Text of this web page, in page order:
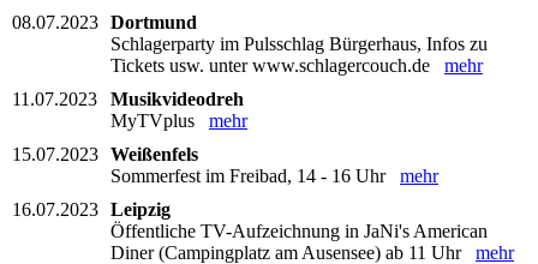
08.07.2023 Dortmund
Schlagerparty im Pulsschlag Bürgerhaus, Infos zu
Tickets usw. unter www.schlagercouch.de mehr
11.07.2023
Musikvideodreh
MyTVplus mehr
15.07.2023 Weißenfels
Sommerfest im Freibad, 14 - 16 Uhr mehr
16.07.2023 Leipzig
Öffentliche TV-Aufzeichnung in JaNi's American
Diner (Campingplatz am Ausensee) ab 11 Uhr mehr